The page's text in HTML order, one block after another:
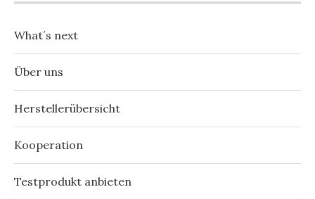
What´s next
Über uns
Herstellerübersicht
Kooperation
Testprodukt anbieten